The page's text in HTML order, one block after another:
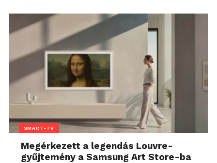
SMART-TV
Megérkezett a legendás Louvre-
gyűjtemény a Samsung Art Store-ba